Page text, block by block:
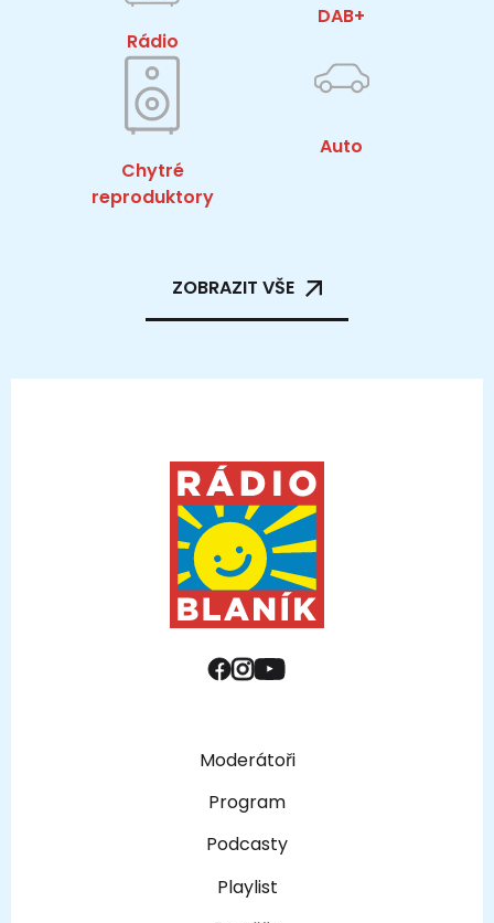
Rádio
DAB+
Chytré
reproduktory
Auto
ZOBRAZIT VŠE
Moderátoři
Program
Podcasty
Playlist